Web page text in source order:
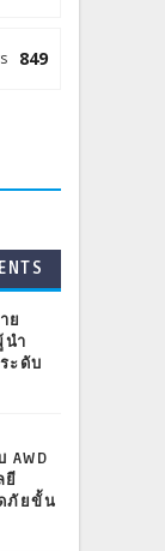
849
ย
นำ
ะดับ
ยี
ภัยขั้น